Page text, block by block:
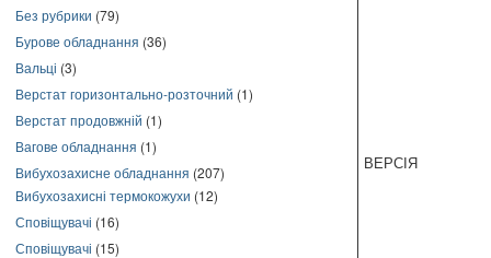
Без рубрики (79)
Бурове обладнання (36)
Вальці (3)
Верстат горизонтально-розточний (1)
Верстат продовжній (1)
Вагове обладнання (1)
Вибухозахисне обладнання (207)
Вибухозахисні термокожухи (12)
Сповіщувачі (16)
Сповіщувачі (15)
ВЕРСІЯ